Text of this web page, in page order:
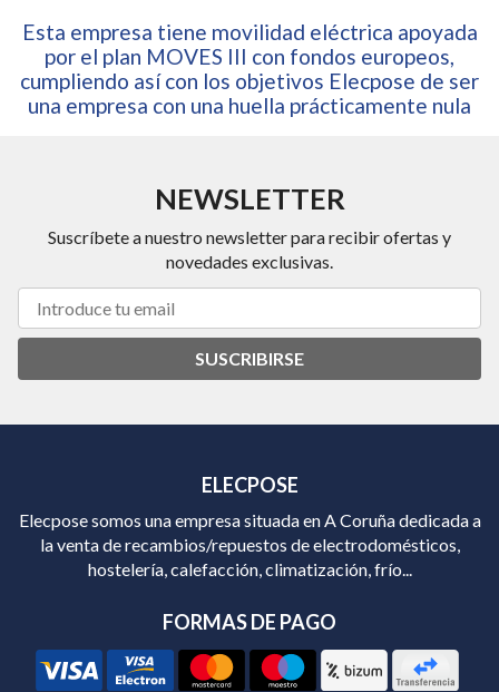
Esta empresa tiene movilidad eléctrica apoyada
por el plan MOVES III con fondos europeos,
cumpliendo así con los objetivos Elecpose de ser
una empresa con una huella prácticamente nula
NEWSLETTER
Suscríbete a nuestro newsletter para recibir ofertas y
novedades exclusivas.
SUSCRIBIRSE
ELECPOSE
Elecpose somos una empresa situada en A Coruña dedicada a
la venta de recambios/repuestos de electrodomésticos,
hostelería, calefacción, climatización, frío...
FORMAS DE PAGO